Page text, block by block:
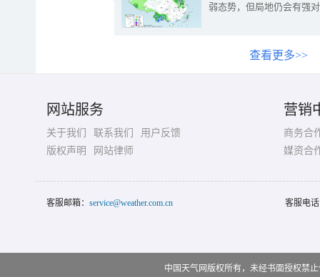
弱态势，但局地仍会有强
查看更多>>
网站服务
关于我们 联系我们
用户反馈
版权声明
网站律师
营销
商务合
媒资合
客服邮箱： service@weather.com.cn 客服电
中国天气网版权所有，未经书面授权